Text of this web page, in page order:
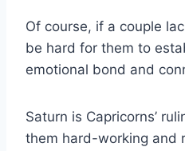
Of course, if a couple
be hard for them to
emotional bond and
Saturn is Capricorns’
them hard-working and